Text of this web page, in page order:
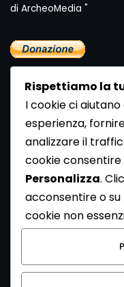
di ArcheoMedia "
Newsletter
Se vuoi ricevere la
dalla Redazione di
Newsletter [Clicca Qui]
Con l'invio del
l’informativa sulla
dei propri dati personali.
Rispettiamo la
I cookie ci
esperienza,
analizzare il
cookie
Personalizza.
acconsentire o su
cookie non